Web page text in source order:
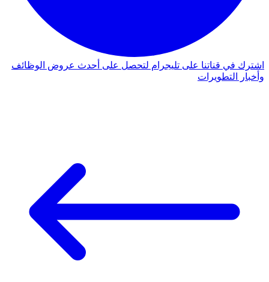
اشترك في قناتنا على تليجرام لتحصل على أحدث عروض الوظائف
وأخبار التطويرات